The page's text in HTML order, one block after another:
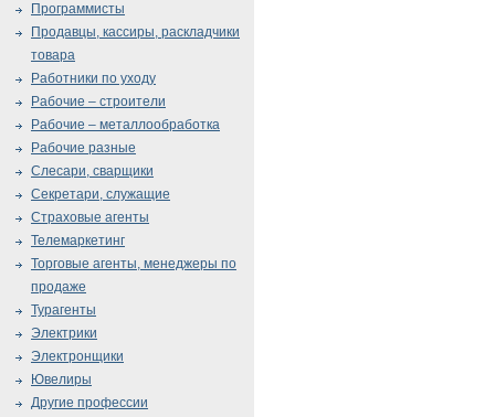
Программисты
Продавцы, кассиры, раскладчики
товара
Работники по уходу
Рабочие – строители
Рабочие – металлообработка
Рабочие разные
Слесари, сварщики
Секретари, служащие
Страховые агенты
Телемаркетинг
Торговые агенты, менеджеры по
продаже
Турагенты
Электрики
Электронщики
Ювелиры
Другие профессии